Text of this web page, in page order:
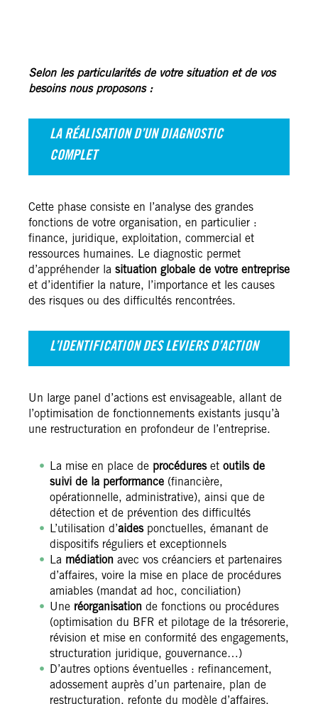
Selon les particularités de votre situation et de vos
besoins nous proposons :
LA RÉALISATION D’UN DIAGNOSTIC
COMPLET
Cette phase consiste en l’analyse des grandes
fonctions de votre organisation, en particulier :
finance, juridique, exploitation, commercial et
ressources humaines. Le diagnostic permet
d’appréhender la situation globale de votre entreprise
et d’identifier la nature, l’importance et les causes
des risques ou des difficultés rencontrées.
L’IDENTIFICATION DES LEVIERS D’ACTION
Un large panel d’actions est envisageable, allant de
l’optimisation de fonctionnements existants jusqu’à
une restructuration en profondeur de l’entreprise.
La mise en place de procédureset outils de
suivi de la performance (financière,
opérationnelle, administrative), ainsi que de
détection et de prévention des difficultés
L’utilisation d’aides ponctuelles, émanant de
dispositifs réguliers et exceptionnels
La médiation avec vos créanciers et partenaires
d’affaires, voire la mise en place de procédures
amiables (mandat ad hoc, conciliation)
Une réorganisation de fonctions ou procédures
(optimisation du BFR et pilotage de la trésorerie,
révision et mise en conformité des engagements,
structuration juridique, gouvernance…)
D’autres options éventuelles : refinancement,
adossement auprès d’un partenaire, plan de
restructuration, refonte du modèle d’affaires,